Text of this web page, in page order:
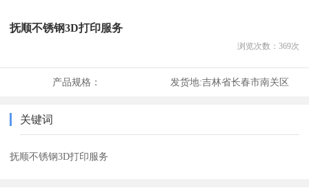
抚顺不锈钢3D打印服务
浏览次数： 369次
产品规格： 发货地:吉林省长春市南关区
关键词
抚顺不锈钢3D打印服务